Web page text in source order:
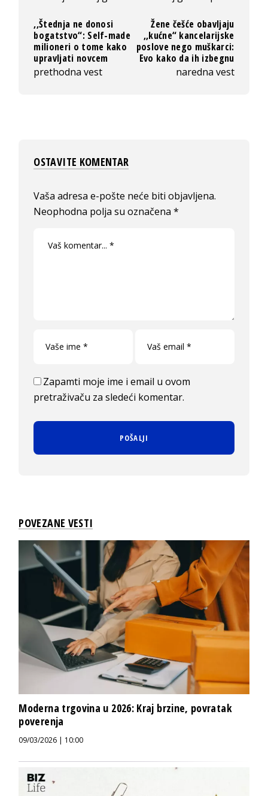
,,Štednja ne donosi
bogatstvo“: Self-made
milioneri o tome kako
upravljati novcem
prethodna vest
Žene češće obavljaju
,,kućne“ kancelarijske
poslove nego muškarci:
Evo kako da ih izbegnu
naredna vest
OSTAVITE KOMENTAR
Vaša adresa e-pošte neće biti objavljena.
Neophodna polja su označena*
Zapamti moje ime i email u ovom
pretraživaču za sledeći komentar.
POVEZANE VESTI
Moderna trgovina u 2026: Kraj brzine, povratak
poverenja
09/03/2026 | 10:00